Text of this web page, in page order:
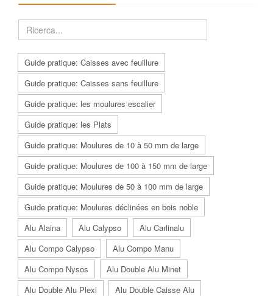
Guide pratique: Caisses avec feuillure
Guide pratique: Caisses sans feuillure
Guide pratique: les moulures escalier
Guide pratique: les Plats
Guide pratique: Moulures de 10 à 50 mm de large
Guide pratique: Moulures de 100 à 150 mm de large
Guide pratique: Moulures de 50 à 100 mm de large
Guide pratique: Moulures déclinées en bois noble
Alu Alaina
Alu Calypso
Alu Carlinalu
Alu Compo Calypso
Alu Compo Manu
Alu Compo Nysos
Alu Double Alu Minet
Alu Double Alu Plexi
Alu Double Caisse Alu